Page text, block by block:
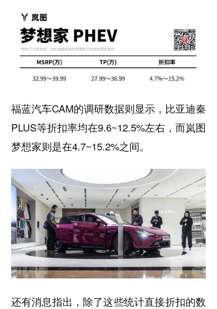
福蓝汽车CAM的调研数据则显示，比亚迪秦
PLUS等折扣率均在9.6~12.5%左右，而岚图
梦想家则是在4.7~15.2%之间。
还有消息指出，除了这些统计直接折扣的数